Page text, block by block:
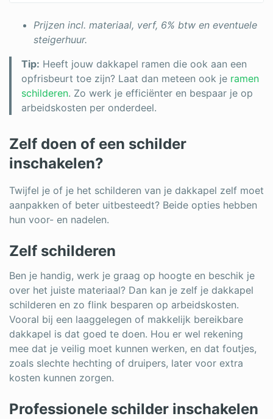
Prijzen incl. materiaal, verf, 6% btw en eventuele
steigerhuur.
Tip: Heeft jouw dakkapel ramen die ook aan een
opfrisbeurt toe zijn? Laat dan meteen ook je ramen
schilderen. Zo werk je efficiënter en bespaar je op
arbeidskosten per onderdeel.
Zelf doen of een schilder
inschakelen?
Twijfel je of je het schilderen van je dakkapel zelf moet
aanpakken of beter uitbesteedt? Beide opties hebben
hun voor- en nadelen.
Zelf schilderen
Ben je handig, werk je graag op hoogte en beschik je
over het juiste materiaal? Dan kan je zelf je dakkapel
schilderen en zo flink besparen op arbeidskosten.
Vooral bij een laaggelegen of makkelijk bereikbare
dakkapel is dat goed te doen. Hou er wel rekening
mee dat je veilig moet kunnen werken, en dat foutjes,
zoals slechte hechting of druipers, later voor extra
kosten kunnen zorgen.
Professionele schilder inschakelen